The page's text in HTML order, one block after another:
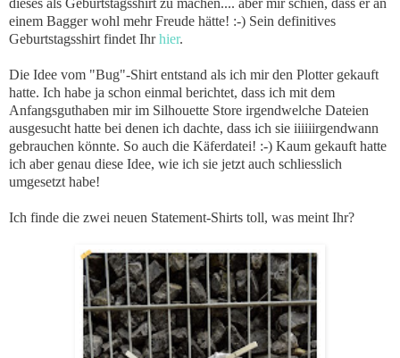
dieses als Geburtstagsshirt zu machen.... aber mir schien, dass er an
einem Bagger wohl mehr Freude hätte! :-) Sein definitives
Geburtstagsshirt findet Ihrhier.
Die Idee vom "Bug"-Shirt entstand als ich mir den Plotter gekauft
hatte. Ich habe ja schon einmal berichtet, dass ich mit dem
Anfangsguthaben mir im Silhouette Store irgendwelche Dateien
ausgesucht hatte bei denen ich dachte, dass ich sie iiiiiirgendwann
gebrauchen könnte. So auch die Käferdatei! :-) Kaum gekauft hatte
ich aber genau diese Idee, wie ich sie jetzt auch schliesslich
umgesetzt habe!
Ich finde die zwei neuen Statement-Shirts toll, was meint Ihr?